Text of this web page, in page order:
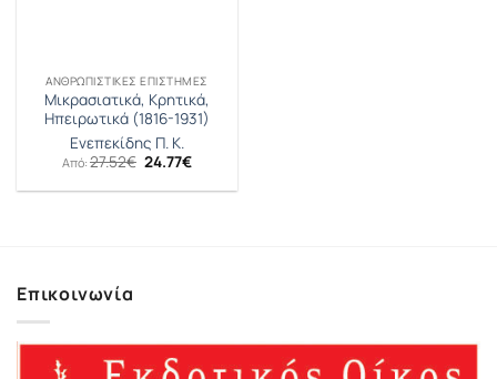
ΑΝΘΡΩΠΙΣΤΙΚΈΣ ΕΠΙΣΤΉΜΕΣ
Μικρασιατικά, Κρητικά,
Ηπειρωτικά (1816-1931)
Ενεπεκίδης Π. Κ.
Από: 27.52€ Original
was:
24.77€Η
τιμή
Επικοινωνία